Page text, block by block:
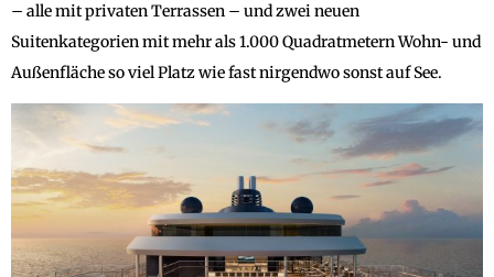
– alle mit privaten Terrassen – und zwei neuen
Suitenkategorien mit mehr als 1.000 Quadratmetern Wohn- und
Außenfläche so viel Platz wie fast nirgendwo sonst auf See.